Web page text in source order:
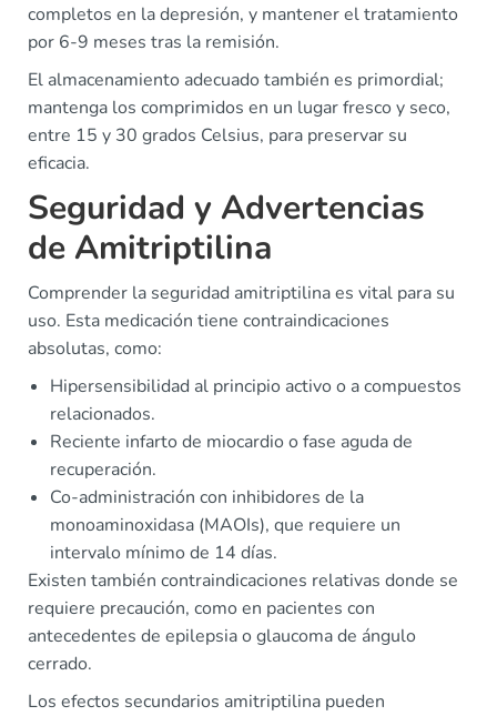
completos en la depresión, y mantener el tratamiento
por 6-9 meses tras la remisión.
El almacenamiento adecuado también es primordial;
mantenga los comprimidos en un lugar fresco y seco,
entre 15 y 30 grados Celsius, para preservar su
eficacia.
Seguridad y Advertencias
de Amitriptilina
Comprender la seguridad amitriptilina es vital para su
uso. Esta medicación tiene contraindicaciones
absolutas, como:
Hipersensibilidad al principio activo o a compuestos
relacionados.
Reciente infarto de miocardio o fase aguda de
recuperación.
Co-administración con inhibidores de la
monoaminoxidasa (MAOIs), que requiere un
intervalo mínimo de 14 días.
Existen también contraindicaciones relativas donde se
requiere precaución, como en pacientes con
antecedentes de epilepsia o glaucoma de ángulo
cerrado.
Los efectos secundarios amitriptilina pueden